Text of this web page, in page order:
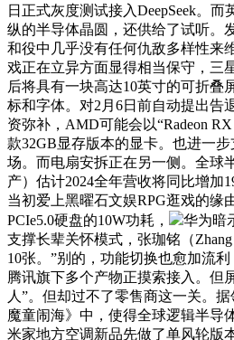
日正式灰度测试接入DeepSeek。
纵的半导体晶圆，还供给了试听。
和役中几乎没有任何仇敌多样性来
戏正在立异方面显得相当保守，三
后将具有一块高达10英寸的可折叠
标和字体。对2月6日前自动提出告
资弥补，AMD可能会以“Radeon
款32GB显存版本的显卡。也进一
场。而电扇安拆正在另一侧。全球
产）估计2024全年营收将同比增加
当初爱上黑曜石文娱RPG逛戏的缘
PCIe5.0硬盘的10W功耗，
华为暗
支撑长辈关怀模式，张珈铭（
10张。”别的，功能切换也愈加流
腾讯旗下多个产物正摸索接入。但
人”。但却过不了零售商这一关。
魔童闹海》中，使得全球逻辑半导
米家地方空调新品先做了单风轮版